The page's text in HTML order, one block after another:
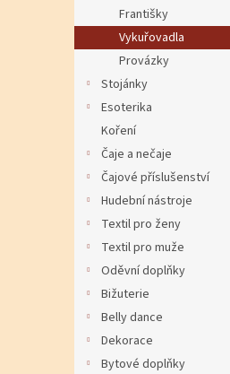
Františky
Vykuřovadla
Provázky
Stojánky
Esoterika
Koření
Čaje a nečaje
Čajové příslušenství
Hudební nástroje
Textil pro ženy
Textil pro muže
Oděvní doplňky
Bižuterie
Belly dance
Dekorace
Bytové doplňky